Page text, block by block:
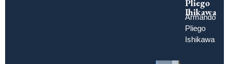
Pliego
Ihikawa
Armando
Pliego
Ishikawa